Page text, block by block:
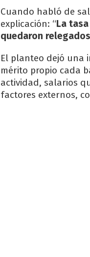
Cuando habló de
explicación: “La
quedaron
El planteo dejó una
mérito propio cada
actividad, salarios
factores externos,